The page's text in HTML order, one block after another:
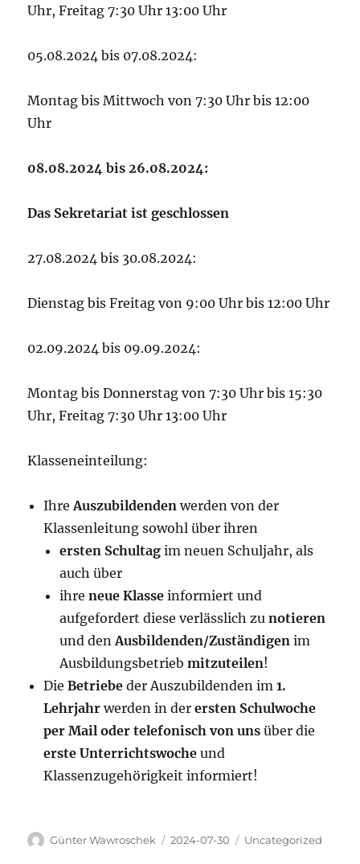
Uhr, Freitag 7:30 Uhr 13:00 Uhr
05.08.2024 bis 07.08.2024:
Montag bis Mittwoch von 7:30 Uhr bis 12:00
Uhr
08.08.2024 bis 26.08.2024:
Das Sekretariat ist geschlossen
27.08.2024 bis 30.08.2024:
Dienstag bis Freitag von 9:00 Uhr bis 12:00 Uhr
02.09.2024 bis 09.09.2024:
Montag bis Donnerstag von 7:30 Uhr bis 15:30
Uhr, Freitag 7:30 Uhr 13:00 Uhr
Klasseneinteilung:
IhreAuszubildendenwerden von der
Klassenleitung sowohl über ihren
ersten Schultag im neuen Schuljahr, als
auch über
ihreneue Klasse informiert und
aufgefordert diese verlässlich zunotieren
und denAusbildenden/Zuständigen im
Ausbildungsbetrieb mitzuteilen!
DieBetriebeder Auszubildenden im1.
Lehrjahrwerden in derersten Schulwoche
per Mail oder telefonisch von uns über die
erste Unterrichtswoche und
Klassenzugehörigkeit informiert!
Autor
Günter Wawroschek
Veröffentlicht
2024-07-30 Kategorien
Uncategorized